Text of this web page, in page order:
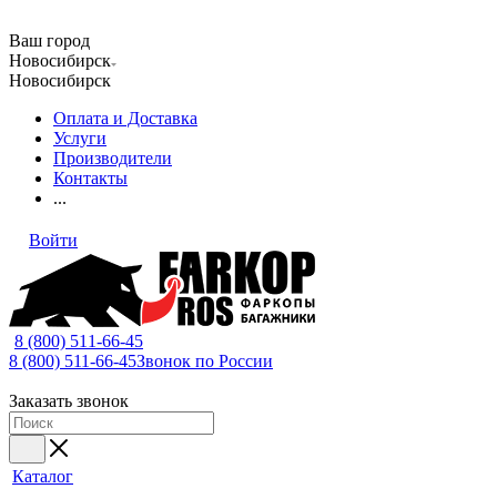
Ваш город
Новосибирск
Новосибирск
Оплата и Доставка
Услуги
Производители
Контакты
...
Войти
8 (800) 511-66-45
8 (800) 511-66-45Звонок по России
Заказать звонок
Каталог